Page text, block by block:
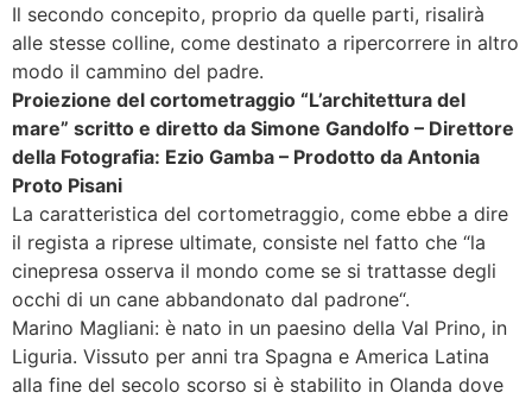
Il secondo concepito, proprio da quelle parti, risalirà
alle stesse colline, come destinato a ripercorrere in altro
modo il cammino del padre.
Proiezione del cortometraggio “L’architettura del
mare” scritto e diretto da Simone Gandolfo – Direttore
della Fotografia: Ezio Gamba – Prodotto da Antonia
Proto Pisani
La caratteristica del cortometraggio, come ebbe a dire
il regista a riprese ultimate, consiste nel fatto che “la
cinepresa osserva il mondo come se si trattasse degli
occhi di un cane abbandonato dal padrone“.
Marino Magliani: è nato in un paesino della Val Prino, in
Liguria. Vissuto per anni tra Spagna e America Latina
alla fine del secolo scorso si è stabilito in Olanda dove